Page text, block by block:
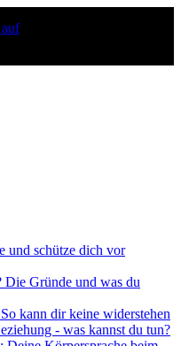
und schütze dich vor
Die Gründe und was du
kann dir keine widerstehen
- was kannst du tun?